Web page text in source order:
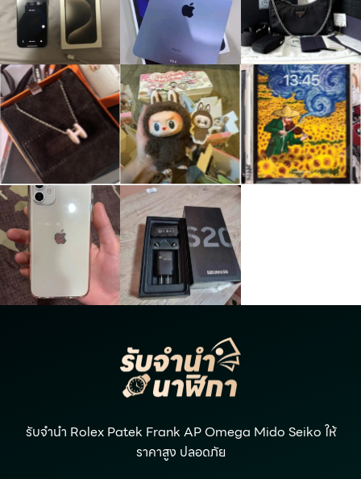
รับจำนำ Rolex Patek Frank AP Omega Mido Seiko ให้
ราคาสูง ปลอดภัย